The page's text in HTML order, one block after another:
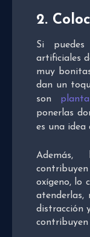
2.
Si
artificiales
muy
dan un
son
ponerlas
es una idea
oxígeno, lo
atenderlas,
distracción
contribuyen